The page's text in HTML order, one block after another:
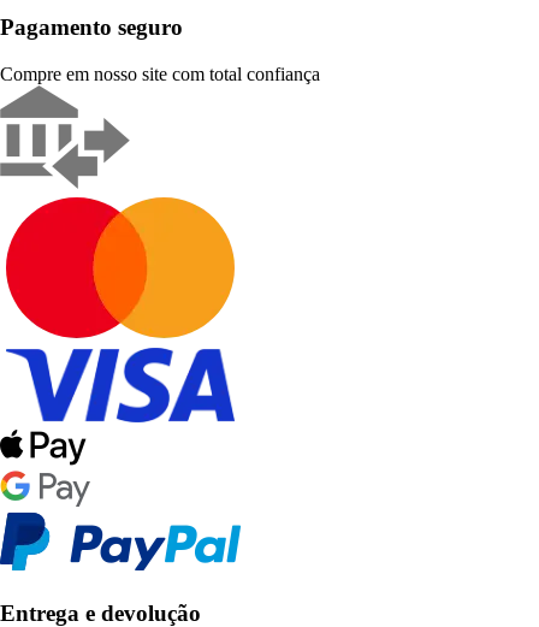
Pagamento seguro
Compre em nosso site com total confiança
Entrega e devolução